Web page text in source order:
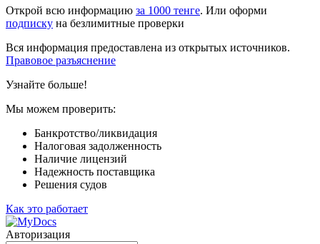
Открой всю информацию за 1000 тенге. Или оформи
подписку на безлимитные проверки
Вся информация предоставлена из открытых источников.
Правовое разъяснение
Узнайте больше!
Мы можем проверить:
Банкротство/ликвидация
Налоговая задолженность
Наличие лицензий
Надежность поставщика
Решения судов
Как это работает
Авторизация